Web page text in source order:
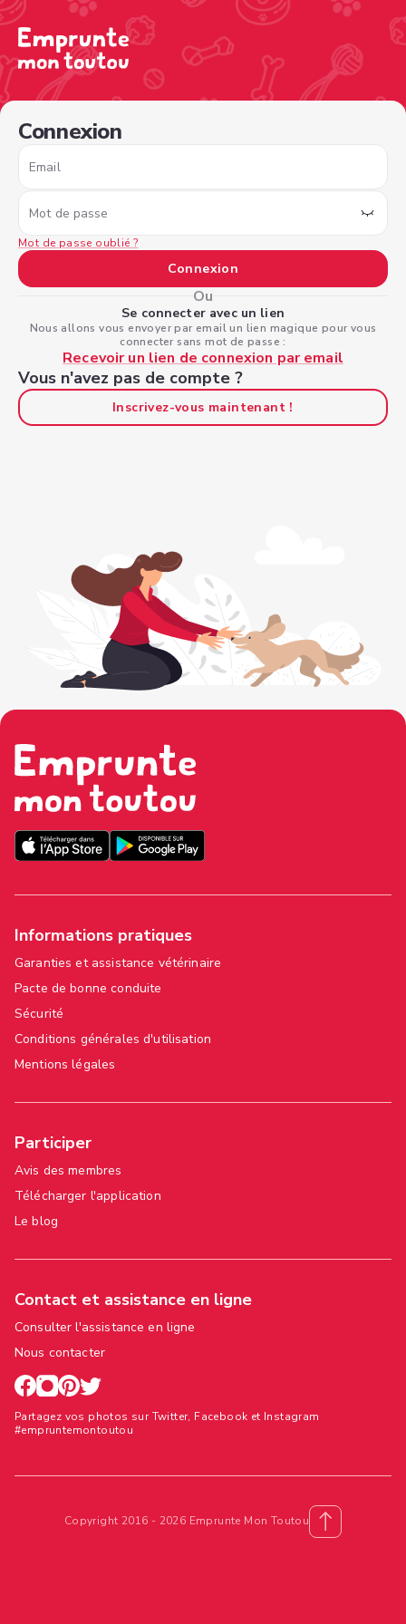
Connexion
Email
Mot de passe
Mot de passe oublié ?
Connexion
Ou
Se connecter avec un lien
Nous allons vous envoyer par email un lien magique pour vous
connecter sans mot de passe :
Recevoir un lien de connexion par email
Vous n'avez pas de compte ?
Inscrivez-vous maintenant !
Informations pratiques
Garanties et assistance vétérinaire
Pacte de bonne conduite
Sécurité
Conditions générales d'utilisation
Mentions légales
Participer
Avis des membres
Télécharger l'application
Le blog
Contact et assistance en ligne
Consulter l'assistance en ligne
Nous contacter
Partagez vos photos sur Twitter, Facebook et Instagram
#empruntemontoutou
Copyright 2016 - 2026 Emprunte Mon Toutou
/sign-in?nextPage=%2Fview-profile%2F7750aea2-3706-